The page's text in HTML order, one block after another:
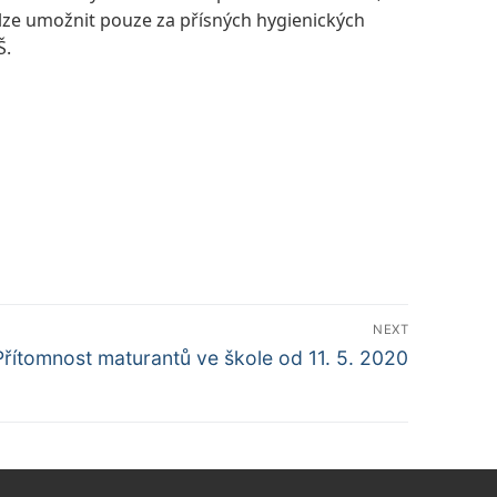
umožnit pouze za přísných hygienických
NEXT
maturantů ve škole od 11. 5. 2020